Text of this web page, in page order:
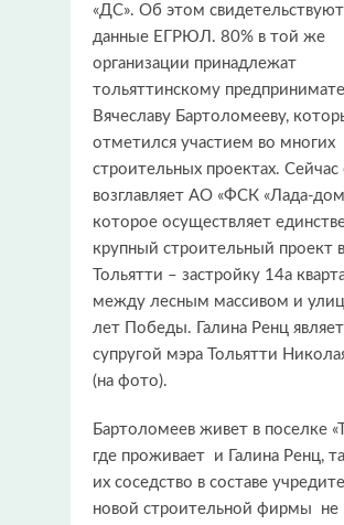
«ДС». Об этом свидетельствуют
данные ЕГРЮЛ. 80% в той же
организации принадлежат
тольяттинскому
Вячеславу Бартоломееву,
отметился участием во многих
строительных проектах. Сейчас
возглавляет АО «ФСК «Лада-
которое осуществляет
крупный строительный проект в
Тольятти – застройку 14а
между лесным массивом и
лет Победы. Галина Ренц
супругой мэра Тольятти
(на фото).
Бартоломеев живет в поселке
где проживает и Галина Ренц,
их соседство в составе
новой строительной фирмы не